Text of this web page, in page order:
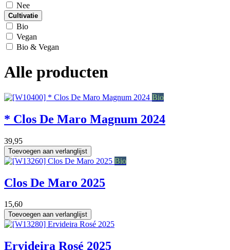
Nee
Cultivatie
Bio
Vegan
Bio & Vegan
Alle producten
Bio
1.5 L
* Clos De Maro Magnum 2024
39,95
Toevoegen aan verlanglijst
Bio
75 cl
Clos De Maro 2025
15,60
Toevoegen aan verlanglijst
75 cl
Ervideira Rosé 2025